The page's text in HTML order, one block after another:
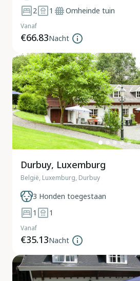
2
1 Omheinde tuin
Vanaf
€66.83Nacht
Durbuy, Luxemburg
België, Luxemburg, Durbuy
3 Honden toegestaan
1
1
Vanaf
€35.13Nacht